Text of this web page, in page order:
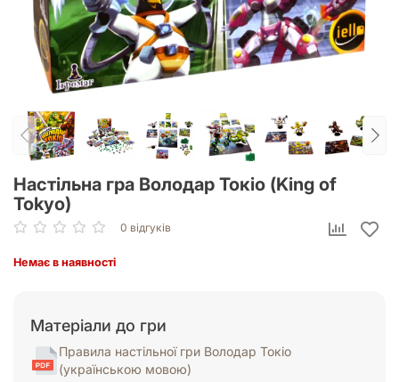
Настільна гра Володар Токіо (King of
Tokyo)
0 відгуків
Немає в наявності
Матеріали до гри
Правила настільної гри Володар Токіо
(українською мовою)